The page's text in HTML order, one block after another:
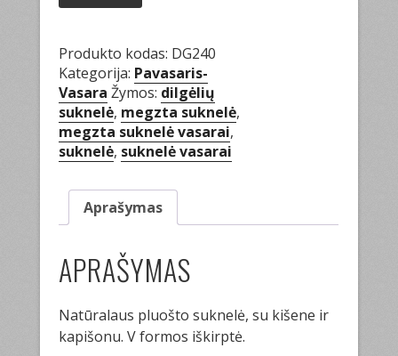
Produkto kodas: DG240
Kategorija: Pavasaris-
Vasara Žymos: dilgėlių
suknelė, megzta suknelė,
megzta suknelė vasarai,
suknelė, suknelė vasarai
Aprašymas
APRAŠYMAS
Natūralaus pluošto suknelė, su kišene ir
kapišonu. V formos iškirptė.